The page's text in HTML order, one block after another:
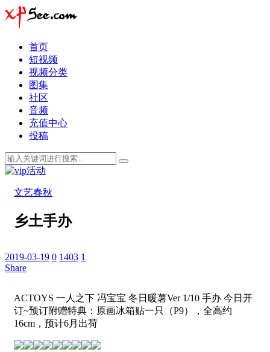
首页
短视频
视频分类
图集
社区
音频
充值中心
投稿
文艺春秋
乡土手办
2019-03-19 0 1403 1
Share
ACTOYS 一人之下 冯宝宝 冬日暖薯Ver 1/10 手办 今日开
订~预订附赠特典：原画冰箱贴一只（P9），全高约
16cm，预计6月出荷 ​​​​